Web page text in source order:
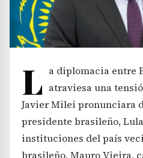
L a diplomacia entre
atraviesa una
Javier Milei pronunciara
presidente brasileño,
instituciones del país
brasileño, Mauro Vieira,